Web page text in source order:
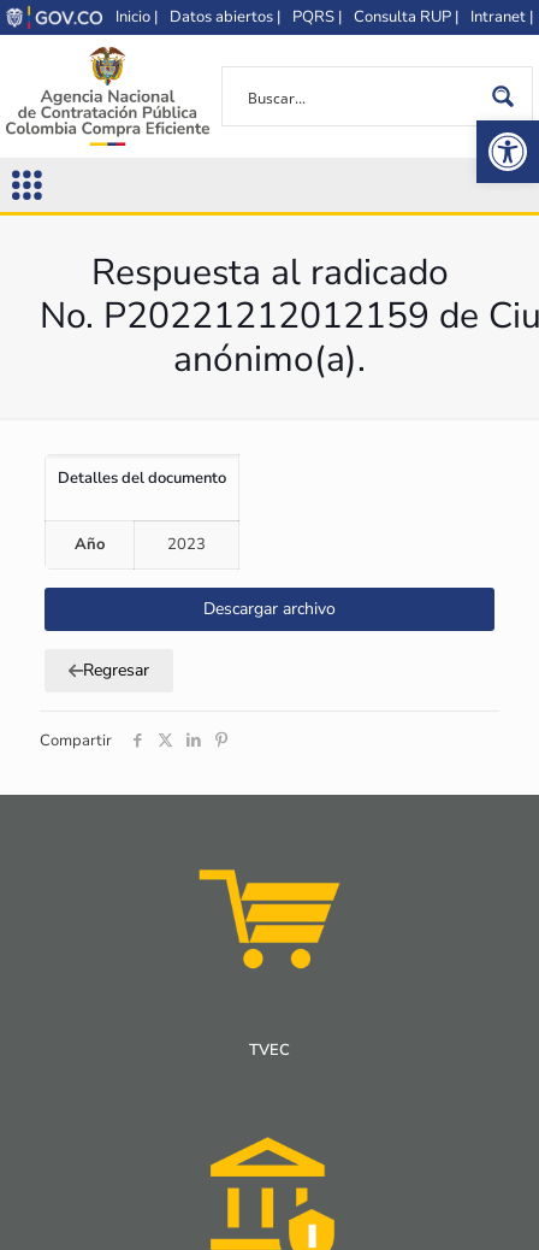
Inicio | Datos abiertos | PQRS | Consulta RUP | Intranet |
Respuesta al radicado
No. P20221212012159 de
anónimo(a).
Detalles del documento
Año 2023
Descargar archivo
Regresar
Compartir
TVEC